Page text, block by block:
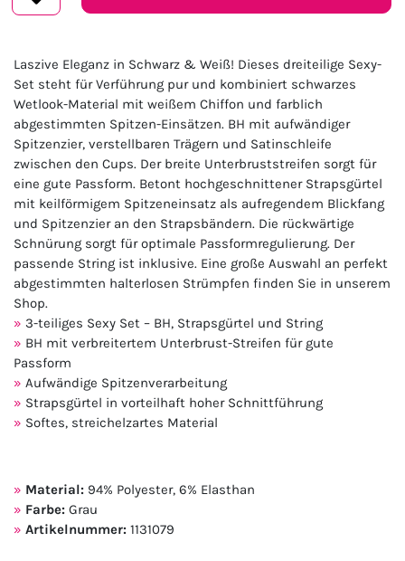
Laszive Eleganz in Schwarz & Weiß! Dieses dreiteilige Sexy-
Set steht für Verführung pur und kombiniert schwarzes
Wetlook-Material mit weißem Chiffon und farblich
abgestimmten Spitzen-Einsätzen. BH mit aufwändiger
Spitzenzier, verstellbaren Trägern und Satinschleife
zwischen den Cups. Der breite Unterbruststreifen sorgt für
eine gute Passform. Betont hochgeschnittener Strapsgürtel
mit keilförmigem Spitzeneinsatz als aufregendem Blickfang
und Spitzenzier an den Strapsbändern. Die rückwärtige
Schnürung sorgt für optimale Passformregulierung. Der
passende String ist inklusive. Eine große Auswahl an perfekt
abgestimmten halterlosen Strümpfen finden Sie in unserem
Shop.
3-teiliges Sexy Set – BH, Strapsgürtel und String
BH mit verbreitertem Unterbrust-Streifen für gute
Passform
Aufwändige Spitzenverarbeitung
Strapsgürtel in vorteilhaft hoher Schnittführung
Softes, streichelzartes Material
Material: 94% Polyester, 6% Elasthan
Farbe: Grau
Artikelnummer: 1131079